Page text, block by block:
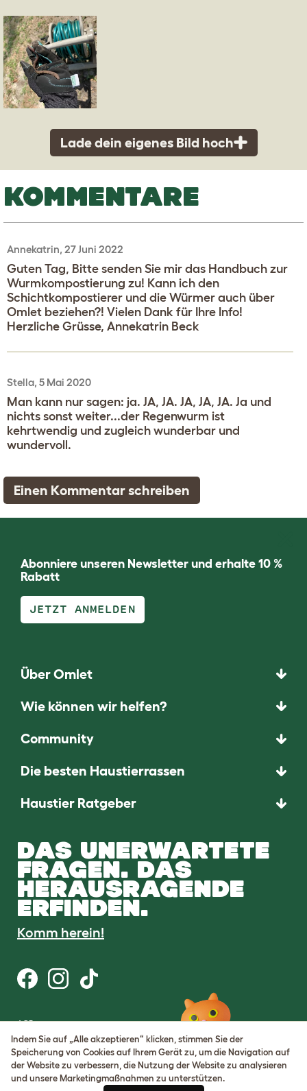
Lade dein eigenes Bild hoch
KOMMENTARE
Annekatrin, 27 Juni 2022
Guten Tag, Bitte senden Sie mir das Handbuch zur
Wurmkompostierung zu! Kann ich den
Schichtkompostierer und die Würmer auch über
Omlet beziehen?! Vielen Dank für Ihre Info!
Herzliche Grüsse, Annekatrin Beck
Stella, 5 Mai 2020
Man kann nur sagen: ja. JA, JA. JA, JA, JA. Ja und
nichts sonst weiter...der Regenwurm ist
kehrtwendig und zugleich wunderbar und
wundervoll.
Einen Kommentar schreiben
Abonniere unseren Newsletter und erhalte 10 %
Rabatt
JETZT ANMELDEN
Über Omlet
Wie können wir helfen?
Community
Die besten Haustierrassen
Haustier Ratgeber
DAS UNERWARTETE
FRAGEN. DAS
HERAUSRAGENDE
ERFINDEN.
Komm herein!
AGB
Datenschutz
Cookie Settings
Sitemap
Indem Sie auf „Alle akzeptieren“ klicken, stimmen Sie der
Speicherung von Cookies auf Ihrem Gerät zu, um die Navigation auf
der Website zu verbessern, die Nutzung der Website zu analysieren
und unsere Marketingmaßnahmen zu unterstützen.